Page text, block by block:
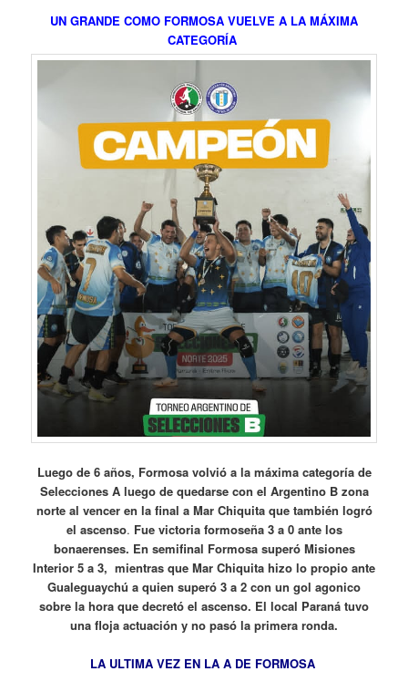
UN GRANDE COMO FORMOSA VUELVE A LA MÁXIMA
CATEGORÍA
Luego de 6 años, Formosa volvió a la máxima categoría de
Selecciones A luego de quedarse con el Argentino B zona
norte al vencer en la final a Mar Chiquita que también logró
el ascenso. Fue victoria formoseña 3 a 0 ante los
bonaerenses. En semifinal Formosa superó Misiones
Interior 5 a 3, mientras que Mar Chiquita hizo lo propio ante
Gualeguaychú a quien superó 3 a 2 con un gol agonico
sobre la hora que decretó el ascenso. El local Paraná tuvo
una floja actuación y no pasó la primera ronda.
LA ULTIMA VEZ EN LA A DE FORMOSA